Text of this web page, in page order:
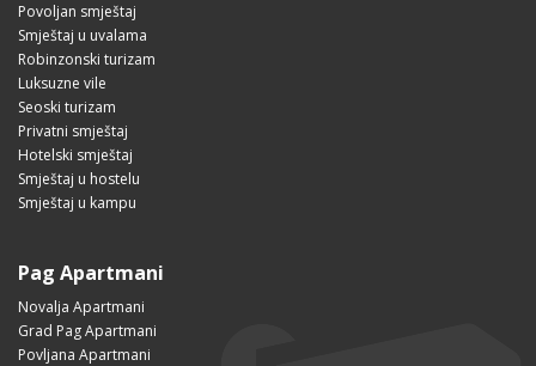
Povoljan smještaj
Smještaj u uvalama
Robinzonski turizam
Luksuzne vile
Seoski turizam
Privatni smještaj
Hotelski smještaj
Smještaj u hostelu
Smještaj u kampu
Pag Apartmani
Novalja Apartmani
Grad Pag Apartmani
Povljana Apartmani